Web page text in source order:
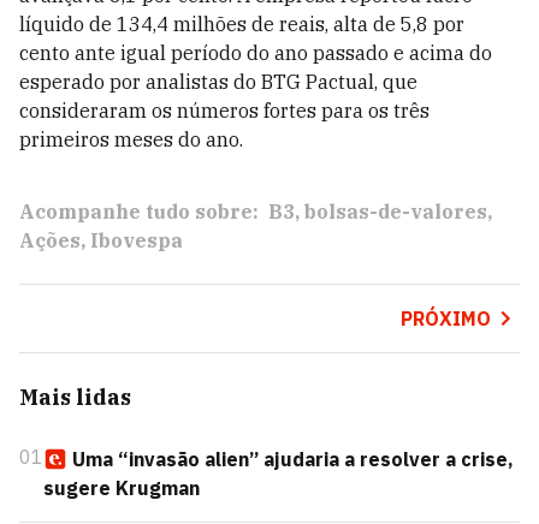
líquido de 134,4 milhões de reais, alta de 5,8 por
cento ante igual período do ano passado e acima do
esperado por analistas do BTG Pactual, que
consideraram os números fortes para os três
primeiros meses do ano.
Acompanhe tudo sobre: B3 bolsas-de-valores
Ações Ibovespa
PRÓXIMO
Mais lidas
01
Uma “invasão alien” ajudaria a resolver a crise,
sugere Krugman